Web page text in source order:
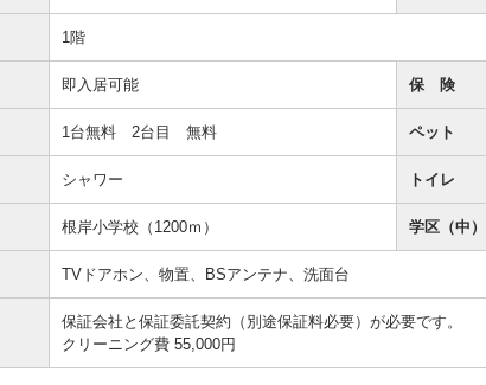
1階
即入居可能 保 険
1台無料 2台目 無料 ペット
シャワー トイレ
根岸小学校（1200ｍ） 学区（中）
TVドアホン、物置、BSアンテナ、洗面台
保証会社と保証委託契約（別途保証料必要）が必要です。
クリーニング費 55,000円